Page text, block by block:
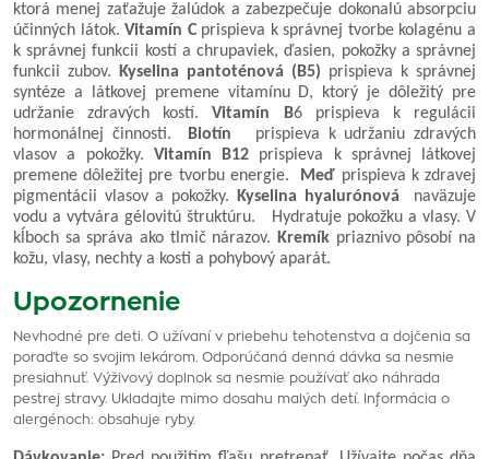
ktorá menej zaťažuje žalúdok a zabezpečuje dokonalú absorpciu
účinných látok.Vitamín Cprispieva k správnej tvorbe kolagénu a
k správnej funkcii kostí a chrupaviek, ďasien, pokožky a správnej
funkcii zubov.
Kyselina pantoténová (B5) prispieva k správnej
syntéze a látkovej premene vitamínu D, ktorý je dôležitý pre
udržanie zdravých kostí.Vitamín B6 prispieva k regulácii
hormonálnej činnosti.
Biotín prispieva k udržaniu zdravých
vlasov a pokožky. Vitamín B12 prispieva k správnej látkovej
premene dôležitej pre tvorbu energie.
Meď prispieva k zdravej
pigmentácii vlasov a pokožky.
Kyselina hyalurónová naväzuje
vodu a vytvára gélovitú štruktúru. Hydratuje pokožku a vlasy. V
kĺboch sa správa ako tlmič nárazov. Kremík priaznivo pôsobí na
kožu, vlasy, nechty a kosti a pohybový aparát.
Upozornenie
Nevhodné pre deti. O užívaní v priebehu tehotenstva a dojčenia sa
poraďte so svojim lekárom. Odporúčaná denná dávka sa nesmie
presiahnuť. Výživový doplnok sa nesmie používať ako náhrada
pestrej stravy. Ukladajte mimo dosahu malých detí. Informácia o
alergénoch: obsahuje ryby.